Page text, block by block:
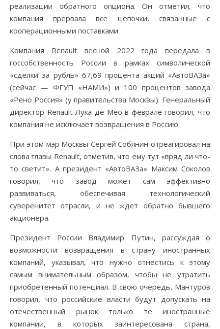
реализации обратного опциона. Он отметил, что
компания прервала все цепочки, связанные с
кооперационными поставками.
Компания Renault весной 2022 года передала в
госсобственность России в рамках символической
«сделки за рубль» 67,69 процента акций «АвтоВАЗа»
(сейчас — ФГУП «НАМИ») и 100 процентов завода
«Рено Россия» (у правительства Москвы). Генеральный
директор Renault Лука де Мео в феврале говорил, что
компания не исключает возвращения в Россию.
При этом мэр Москвы Сергей Собянин отреагировал на
слова главы Renault, отметив, что ему тут «вряд ли что-
то светит». А президент «АвтоВАЗа» Максим Соколов
говорил, что завод может сам эффективно
развиваться, обеспечивая технологический
суверенитет отрасли, и не ждет обратно бывшего
акционера.
Президент России Владимир Путин, рассуждая о
возможности возвращения в страну иностранных
компаний, указывал, что нужно отнестись к этому
самым внимательным образом, чтобы не утратить
приобретенный потенциал. В свою очередь, Мантуров
говорил, что российские власти будут допускать на
отечественный рынок только те иностранные
компании, в которых заинтересована страна,